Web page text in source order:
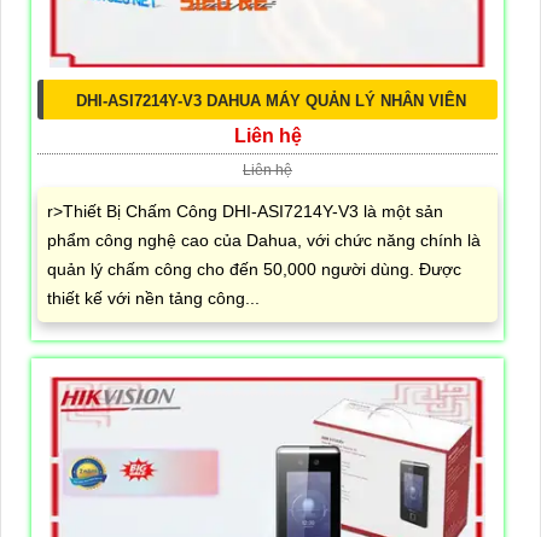
DHI-ASI7214Y-V3 DAHUA MÁY QUẢN LÝ NHÂN VIÊN
Liên hệ
Liên hệ
r>Thiết Bị Chấm Công DHI-ASI7214Y-V3 là một sản
phẩm công nghệ cao của Dahua, với chức năng chính là
quản lý chấm công cho đến 50,000 người dùng. Được
thiết kế với nền tảng công...